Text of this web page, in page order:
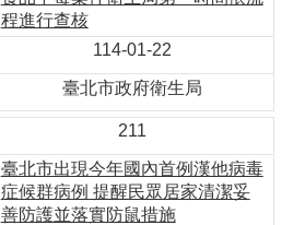
程進行查核
114-01-22
臺北市政府衛生局
211
臺北市出現今年國內首例漢他病毒
症候群病例 提醒民眾居家清潔妥
善防護並落實防鼠措施